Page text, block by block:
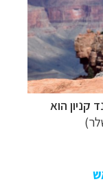
קניון הוא